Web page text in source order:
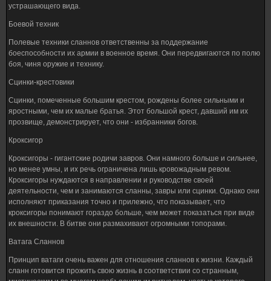
устрашающего вида.
Боевой техник
Полевые техники сланнов ответственны за поддержание
боеспособности их армии в военное время. Они передвигаются по полю
боя, чиня оружие и технику.
Сцинки-крестовики
Сцинки, помеченные большим крестом, рождены более сильными и
яростными, чем их малые братья. Этот большой крест, давший им их
прозвище, демонстрирует, что они - избранники богов.
Кроксигор
Кроксигоры - гигантские родичи завров. Они намного больше и сильнее,
но менее умны, и их речь ограничена лишь кровожадным ревом.
Кроксигоры нуждаются в направлении и руководстве своей
деятельности, чем и занимаются сланны, завры или сцинки. Однако они
исполняют приказания точно и прилежно, что показывает, что
кроксигоры понимают гораздо больше, чем может показаться при виде
их внешности. В битве они размахивают огромными топорами.
Ватага Сланнов
Принцип ватаги очень важен для отношения сланнов к жизни. Каждый
сланн готовится прожить свою жизнь в соответствии со странным,